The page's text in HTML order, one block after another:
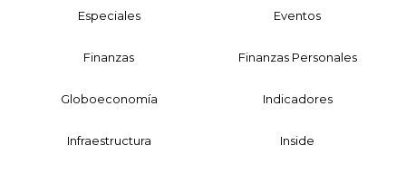
Especiales Eventos
Finanzas Finanzas Personales
Globoeconomía Indicadores
Infraestructura Inside